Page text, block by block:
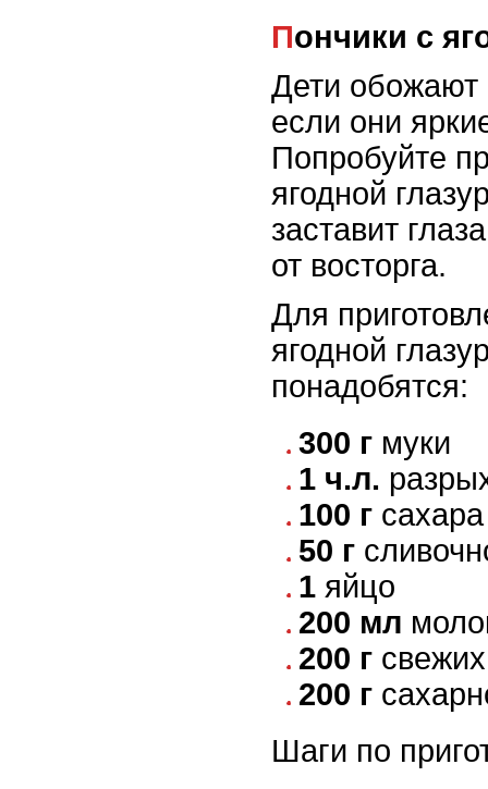
Пончики с
Дети обожают
если они
Попробуйте
ягодной
заставит
от восторга.
Для
ягодной
понадобятся:
300 г муки
1 ч.л.
100 г сахара
50 г
1 яйцо
200 мл
200 г
200 г
Шаги по